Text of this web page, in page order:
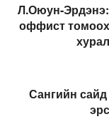
Л.Оюун-
оффист
Сангийн